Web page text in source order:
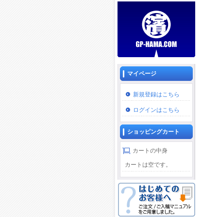
マイページ
新規登録はこちら
ログインはこちら
ショッピングカート
カートの中身
カートは空です。